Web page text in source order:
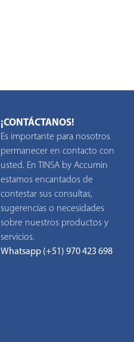
¡CONTÁCTANOS!
Es importante para nosotros
permanecer en contacto con
usted. En TINSA by Accumin
estamos encantados de
contestar sus consultas,
sugerencias o necesidades
sobre nuestros productos y
servicios.
Whatsapp (+51) 970 423 698